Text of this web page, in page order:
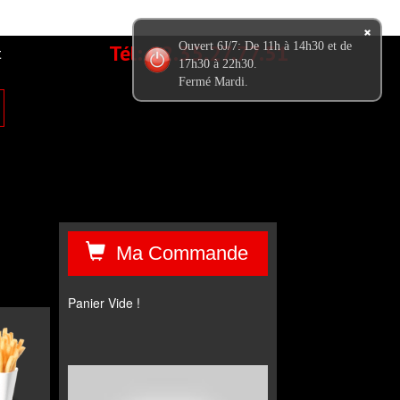
Tél:02.35.27.77.51
Ma Commande
Panier Vide !
Ouvert 6J/7: De 11h à 14h30 et de
17h30 à 22h30.
Fermé Mardi.